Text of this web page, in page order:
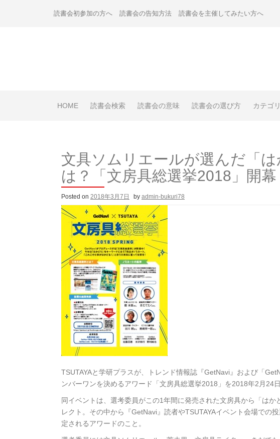
読書会初参加の方へ 読書会の告知方法 読書会を主催してみたい方へ
HOME 読書会検索 読書会の意味 読書会の選び方 カテゴ
文具ソムリエールが選んだ「は
は？「文房具総選挙2018」開幕
Posted on 2018年3月7日 by admin-bukuri78
TSUTAYAと学研プラスが、トレンド情報誌『GetNavi』および「
ンバーワンを決めるアワード「文房具総選挙2018」を2018年2月24
同イベントは、選考委員がこの1年間に発売された文房具から「は
レクト。その中から『GetNavi』読者やTSUTAYAイベント会場での
定されるアワードのこと。